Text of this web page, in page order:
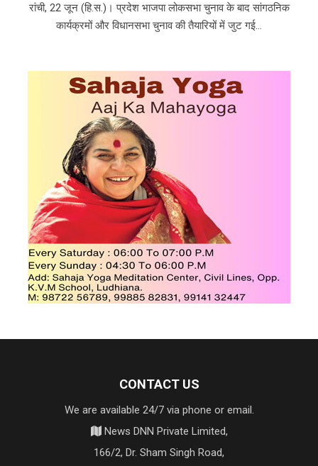
रांची, 22 जून (हि.स.)। प्रदेश भाजपा लोकसभा चुनाव के बाद सांगठनिक
कार्यक्रमों और विधानसभा चुनाव की तैयारियों में जुट गई...
CONTACT US
We are available 24/7 via phone or email.
News DNN Private Limited,
166/2, Dr. Sham Singh Road,